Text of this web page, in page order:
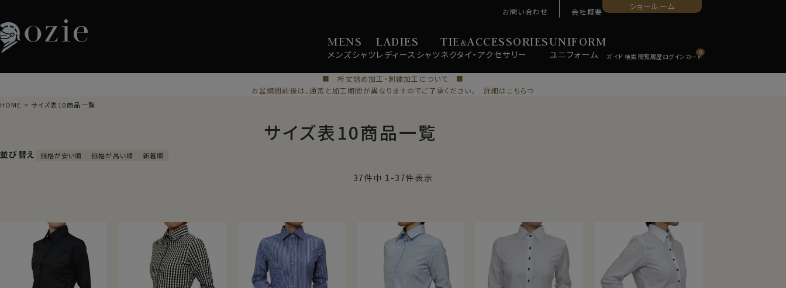
MENS
メンズシャツ
LADIES
レディース シャツ
TIE&ACCESSORIES
ネクタイ・ アクセサリー
UNIFORM
ユニ フォーム
お問い合わせ 会社概要 ショールーム
0
■ 裄丈詰め加工・刺繍加工について ■
お盆期間前後は、通常と加工期間が異なりますのでご了承ください。 詳細はこちら⇒
HOME サイズ表10商品一覧
サイズ表10商品一覧
並び替え 価格が安い順 価格が高い順 新着順
37件中 1 -37件表示